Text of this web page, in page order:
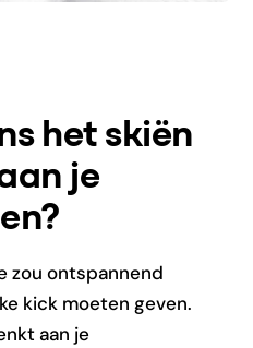
het skiën
je
zou ontspannend
kick moeten geven.
aan je